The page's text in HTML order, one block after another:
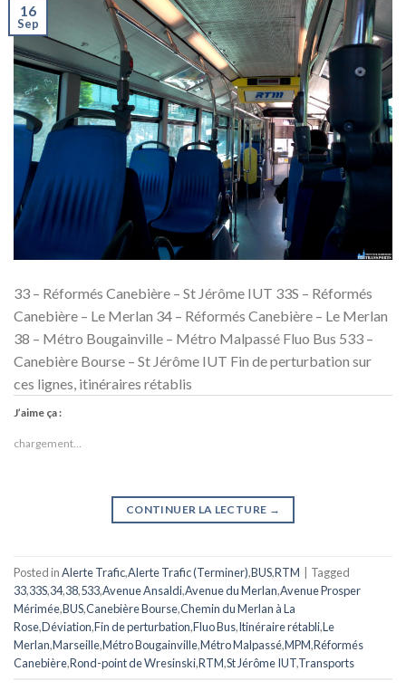
16
Sep
33 – Réformés Canebière – St Jérôme IUT 33S – Réformés
Canebière – Le Merlan 34 – Réformés Canebière – Le Merlan
38 – Métro Bougainville – Métro Malpassé Fluo Bus 533 –
Canebière Bourse – St Jérôme IUT Fin de perturbation sur
ces lignes, itinéraires rétablis
J’aime ça :
chargement…
CONTINUER LA LECTURE →
Posted inAlerte Trafic,Alerte Trafic (Terminer),BUS,RTM
Tagged
33,33S,34,38,533,Avenue Ansaldi,Avenue du Merlan,Avenue Prosper
Mérimée,BUS,Canebière Bourse,Chemin du Merlan à La
Rose,Déviation,Fin de perturbation,Fluo Bus,Itinéraire rétabli,Le
Merlan,Marseille,Métro Bougainville,Métro Malpassé,MPM,Réformés
Canebière,Rond-point de Wresinski,RTM,St Jérôme IUT,Transports